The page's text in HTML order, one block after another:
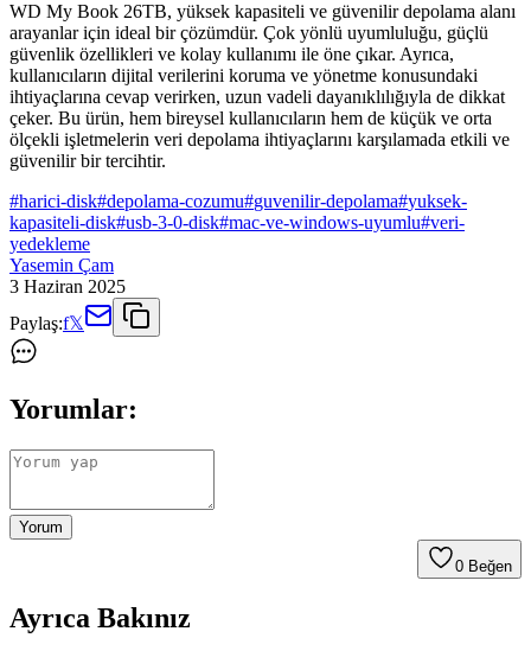
WD My Book 26TB, yüksek kapasiteli ve güvenilir depolama alanı
arayanlar için ideal bir çözümdür. Çok yönlü uyumluluğu, güçlü
güvenlik özellikleri ve kolay kullanımı ile öne çıkar. Ayrıca,
kullanıcıların dijital verilerini koruma ve yönetme konusundaki
ihtiyaçlarına cevap verirken, uzun vadeli dayanıklılığıyla de dikkat
çeker. Bu ürün, hem bireysel kullanıcıların hem de küçük ve orta
ölçekli işletmelerin veri depolama ihtiyaçlarını karşılamada etkili ve
güvenilir bir tercihtir.
#harici-disk#depolama-cozumu#guvenilir-depolama#yuksek-
kapasiteli-disk#usb-3-0-disk#mac-ve-windows-uyumlu#veri-
yedekleme
Yasemin Çam
3 Haziran 2025
Paylaş:f𝕏
Yorumlar:
Yorum
0 Beğen
Ayrıca Bakınız